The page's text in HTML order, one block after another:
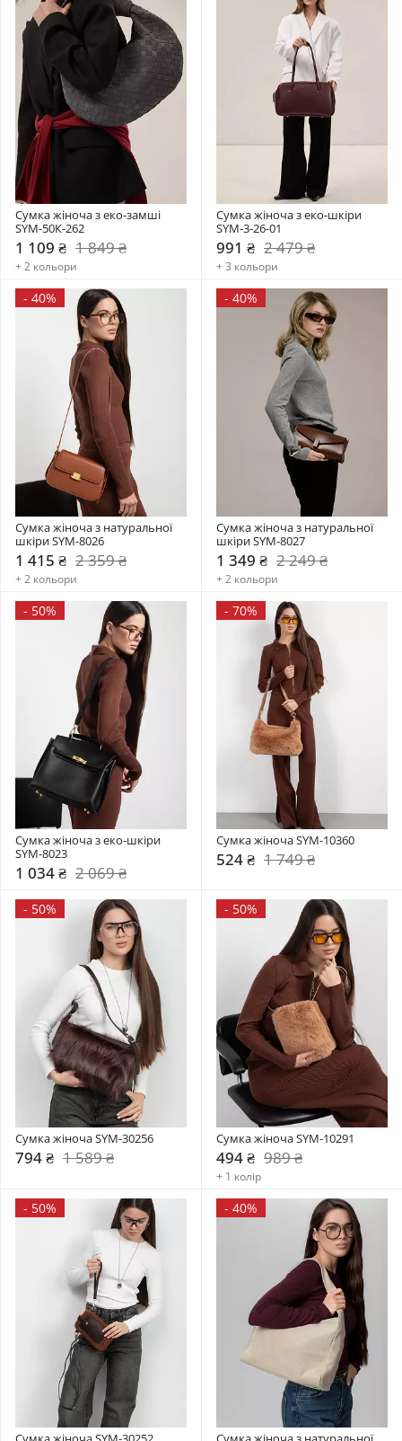
Сумка жіноча з еко-замші
SYM-50К-262
1 109 ₴ 1 849 ₴
+ 2 кольори
Сумка жіноча з еко-шкіри
SYM-3-26-01
991 ₴ 2 479 ₴
+ 3 кольори
- 40%
Сумка жіноча з натуральної
шкіри SYM-8026
1 415 ₴ 2 359 ₴
+ 2 кольори
- 40%
Сумка жіноча з натуральної
шкіри SYM-8027
1 349 ₴ 2 249 ₴
+ 2 кольори
- 50%
Сумка жіноча з еко-шкіри
SYM-8023
1 034 ₴ 2 069 ₴
- 70%
Сумка жіноча SYM-10360
524 ₴ 1 749 ₴
- 50%
Сумка жіноча SYM-30256
794 ₴ 1 589 ₴
- 50%
Сумка жіноча SYM-10291
494 ₴ 989 ₴
+ 1 колір
- 50% - 40%